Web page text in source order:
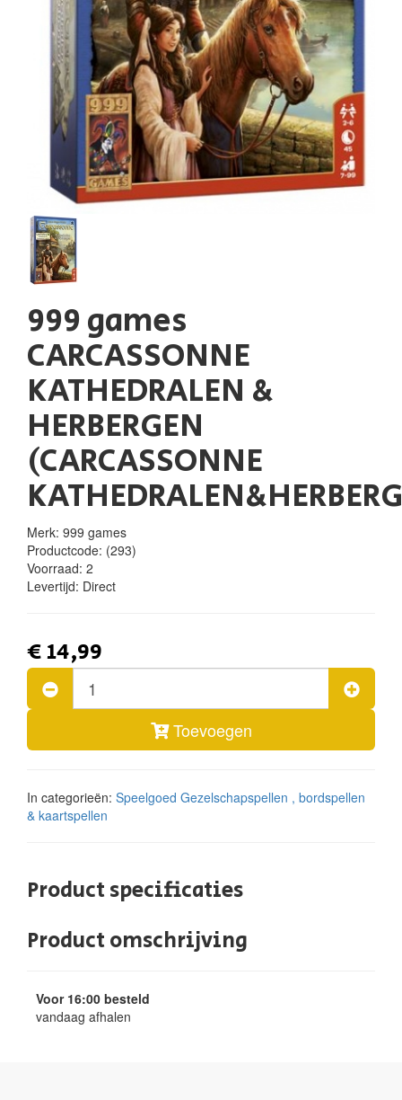
999 games
CARCASSONNE
KATHEDRALEN &
HERBERGEN
(CARCASSONNE
Merk: 999 games
Productcode: (293)
Voorraad: 2
Levertijd: Direct
€ 14,99
Toevoegen
In categorieën: Speelgoed Gezelschapspellen , bordspellen
& kaartspellen
Product specificaties
Product omschrijving
Voor 16:00 besteld
vandaag afhalen